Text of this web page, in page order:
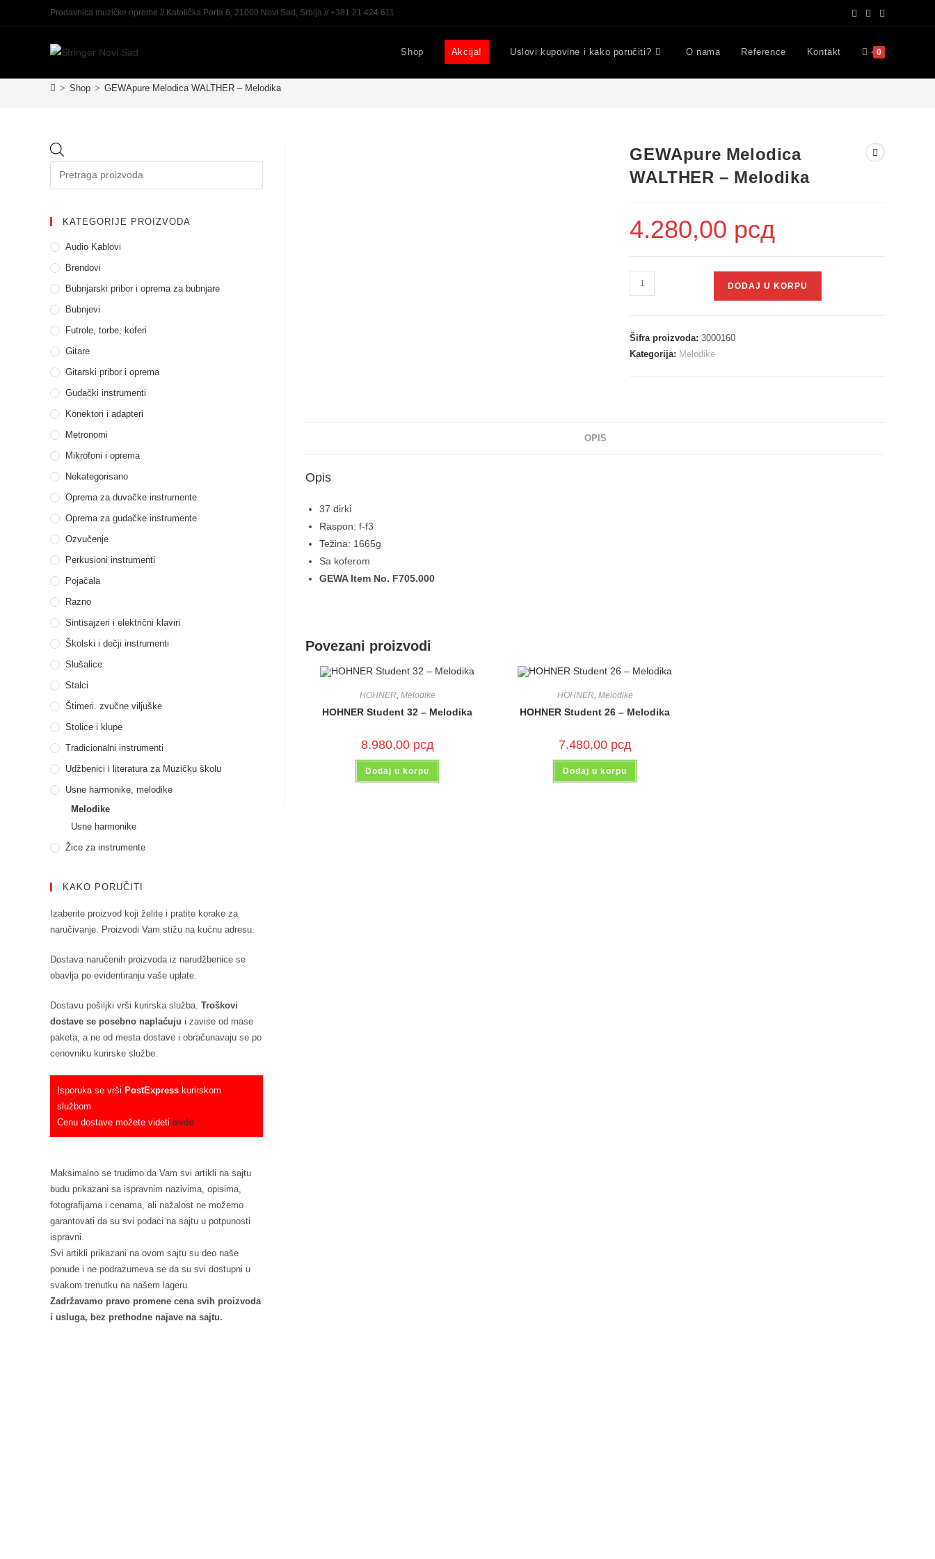
Prodavnica muzičke opreme // Katolička Porta 6, 21000 Novi Sad, Srbija // +381 21 424 611
Shop Akcija! Uslovi kupovine i kako poručiti? O nama Reference Kontakt 0
> Shop > GEWApure Melodica WALTHER – Melodika
GEWApure Melodica
WALTHER – Melodika
4.280,00 рсд
DODAJ U KORPU
Šifra proizvoda:3000160
Kategorija: Melodike
OPIS
Opis
37 dirki
Raspon: f-f3
Težina: 1665g
Sa koferom
GEWA Item No. F705.000
Povezani proizvodi
HOHNER, Melodike
HOHNER Student 32 – Melodika
8.980,00 рсд
Dodaj u korpu
HOHNER, Melodike
HOHNER Student 26 – Melodika
7.480,00 рсд
Dodaj u korpu
KATEGORIJE PROIZVODA
Audio Kablovi
Brendovi
Bubnjarski pribor i oprema za bubnjare
Bubnjevi
Futrole, torbe, koferi
Gitare
Gitarski pribor i oprema
Gudački instrumenti
Konektori i adapteri
Metronomi
Mikrofoni i oprema
Nekategorisano
Oprema za duvačke instrumente
Oprema za gudačke instrumente
Ozvučenje
Perkusioni instrumenti
Pojačala
Razno
Sintisajzeri i električni klaviri
Školski i dečji instrumenti
Slušalice
Stalci
Štimeri. zvučne viljuške
Stolice i klupe
Tradicionalni instrumenti
Udžbenici i literatura za Muzičku školu
Usne harmonike, melodike
Melodike
Usne harmonike
Žice za instrumente
KAKO PORUČITI
Izaberite proizvod koji želite i pratite korake za
naručivanje. Proizvodi Vam stižu na kućnu adresu.
Dostava naručenih proizvoda iz narudžbenice se
obavlja po evidentiranju vaše uplate.
Dostavu pošiljki vrši kurirska služba. Troškovi
dostave se posebno naplaćuju i zavise od mase
paketa, a ne od mesta dostave i obračunavaju se po
cenovniku kurirske službe.
Isporuka se vrši PostExpress kurirskom
službom
Cenu dostave možete videti ovde
Maksimalno se trudimo da Vam svi artikli na sajtu
budu prikazani sa ispravnim nazivima, opisima,
fotografijama i cenama, ali nažalost ne možemo
garantovati da su svi podaci na sajtu u potpunosti
ispravni.
Svi artikli prikazani na ovom sajtu su deo naše
ponude i ne podrazumeva se da su svi dostupni u
svakom trenutku na našem lageru.
Zadržavamo pravo promene cena svih proizvoda
i usluga, bez prethodne najave na sajtu.